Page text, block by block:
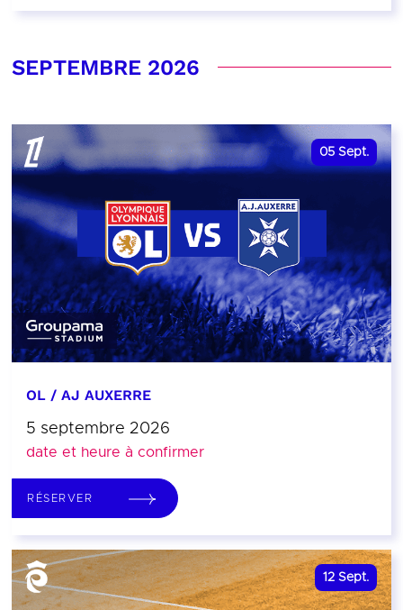
SEPTEMBRE 2026
05 Sept.
OL / AJ AUXERRE
5 septembre 2026
date et heure à confirmer
RÉSERVER
12 Sept.